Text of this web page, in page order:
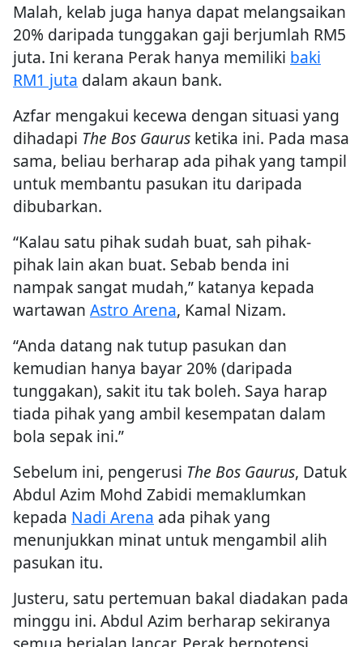
Malah, kelab juga hanya dapat melangsaikan
20% daripada tunggakan gaji berjumlah RM5
juta. Ini kerana Perak hanya memiliki baki
RM1 juta dalam akaun bank.
Azfar mengakui kecewa dengan situasi yang
dihadapi The Bos Gaurus ketika ini. Pada masa
sama, beliau berharap ada pihak yang tampil
untuk membantu pasukan itu daripada
dibubarkan.
“Kalau satu pihak sudah buat, sah pihak-
pihak lain akan buat. Sebab benda ini
nampak sangat mudah,” katanya kepada
wartawan Astro Arena, Kamal Nizam.
“Anda datang nak tutup pasukan dan
kemudian hanya bayar 20% (daripada
tunggakan), sakit itu tak boleh. Saya harap
tiada pihak yang ambil kesempatan dalam
bola sepak ini.”
Sebelum ini, pengerusi The Bos Gaurus, Datuk
Abdul Azim Mohd Zabidi memaklumkan
kepada Nadi Arena ada pihak yang
menunjukkan minat untuk mengambil alih
pasukan itu.
Justeru, satu pertemuan bakal diadakan pada
minggu ini. Abdul Azim berharap sekiranya